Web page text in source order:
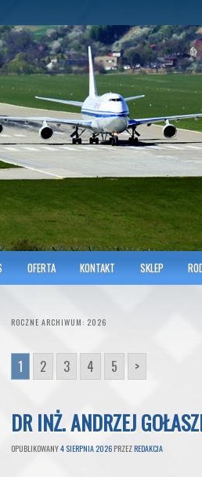
OFERTA KONTAKT SKLEP
ROCZNE ARCHIWUM: 2026
1 2 3 4 5 >
DR INŻ. ANDRZEJ
OPUBLIKOWANY4 SIERPNIA 2026 PRZEZREDAKCJA